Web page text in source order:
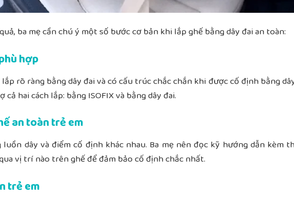
ba mẹ cần chú ý một số bước cơ bản khi lắp ghế bằng dây đai an toàn:
hợp
rõ ràng bằng dây đai vàcó cấu trúc chắc chắnkhi được cố định bằng
hai cách lắp: bằng ISOFIX và bằng dây đai.
an toàn trẻ em
dây và điểm cố định khác nhau. Ba mẹ nên đọc kỹ hướng dẫn kèm
vị trí nào trên ghế để đảm bảo cố định chắc nhất.
trẻ em